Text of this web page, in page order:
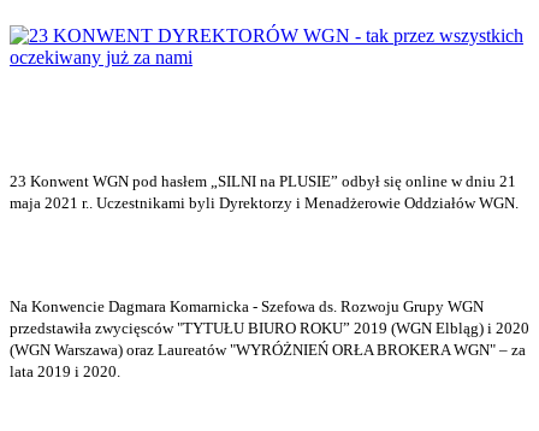
23 Konwent WGN pod hasłem „SILNI na PLUSIE” odbył się online w dniu 21
maja 2021 r.. Uczestnikami byli Dyrektorzy i Menadżerowie Oddziałów WGN.
Na Konwencie Dagmara Komarnicka - Szefowa ds. Rozwoju Grupy WGN
przedstawiła zwycięsców "TYTUŁU BIURO ROKU” 2019 (WGN Elbląg) i 2020
(WGN Warszawa) oraz Laureatów "WYRÓŻNIEŃ ORŁA BROKERA WGN" – za
lata 2019 i 2020.